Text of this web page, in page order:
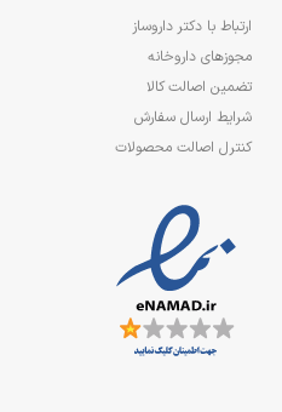
ارتباط با دکتر داروساز
مجوزهای داروخانه
تضمین اصالت کالا
شرایط ارسال سفارش
کنترل اصالت محصولات